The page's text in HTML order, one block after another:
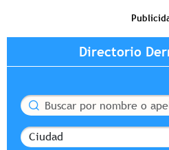
Directorio
Buscar
Ciudad